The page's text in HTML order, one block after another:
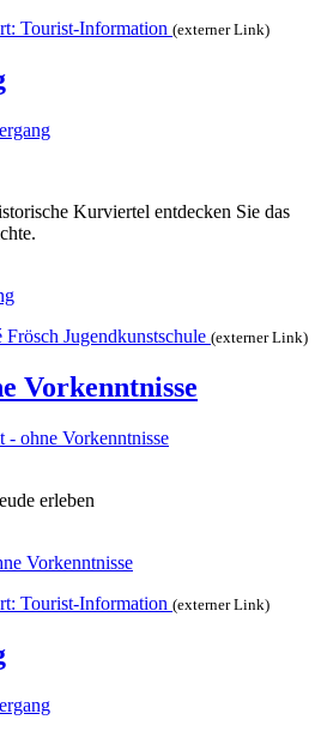
Tourist-Information (externer Link)
Kurviertel entdecken Sie das
Frösch Jugendkunstschule (externer Link)
Vorkenntnisse
- ohne Vorkenntnisse
erleben
Vorkenntnisse
Tourist-Information (externer Link)